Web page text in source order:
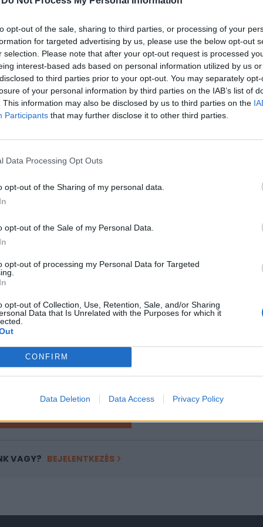
opt-out of the sale, sharing to third parties, or processing of your
for targeted advertising by us, please use the below opt-out
selection. Please note that after your opt-out request is processed
interest-based ads based on personal information utilized by us
to third parties prior to your opt-out. You may separately
of your personal information by third parties on the IAB’s list of
This information may also be disclosed by us to third parties on the
Participants that may further disclose it to other third parties.
Data Processing Opt Outs
opt-out of the Sharing of my personal data.
opt-out of the Sale of my Personal Data.
opt-out of processing my Personal Data for Targeted
opt-out of Collection, Use, Retention, Sale, and/or Sharing
Data that Is Unrelated with the Purposes for which it
CONFIRM
Data Deletion Data Access Privacy Policy
ot. A pénzügyi bizalmi válság okozta kereslet-
visszaesésről is beszélhetünk: a korábban állandó
csökkenést mutat az azonnal beköltözhető
A csökkenést jelentős mértékben magyarázza,
megkezdő új projektekben kínált lakások
Zrt. legfrissebb negyedéves felmérésében. Új jelenség
lakások tértek vissza a budapesti kínálatba -
kényszerértékesítések. 14 órától a befektetői
lakásvásárlási kedvben! 2008 negyedik negyedévében
Budapesten, mint 2007 azonos időszakában,
a 40%-ot. A visszaesés csaknem minden kerületet érintett.
vásárolták meg a legtöbb lakást, ugyanakkor a XIV.
portfolio.hu hírarchívumához tartozik, melynek olvasása
cikkarchívum
VAGY? BEJELENTKEZÉS